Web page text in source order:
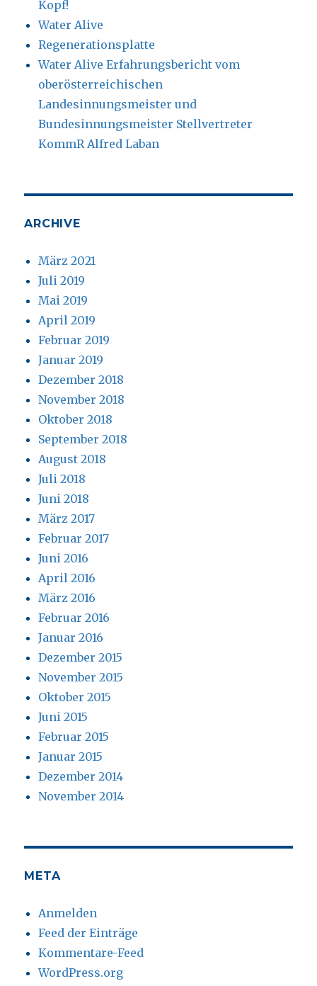
Kopf!
Water Alive
Regenerationsplatte
Water Alive Erfahrungsbericht vom
oberösterreichischen
Landesinnungsmeister und
Bundesinnungsmeister Stellvertreter
KommR Alfred Laban
ARCHIVE
März 2021
Juli 2019
Mai 2019
April 2019
Februar 2019
Januar 2019
Dezember 2018
November 2018
Oktober 2018
September 2018
August 2018
Juli 2018
Juni 2018
März 2017
Februar 2017
Juni 2016
April 2016
März 2016
Februar 2016
Januar 2016
Dezember 2015
November 2015
Oktober 2015
Juni 2015
Februar 2015
Januar 2015
Dezember 2014
November 2014
META
Anmelden
Feed der Einträge
Kommentare-Feed
WordPress.org